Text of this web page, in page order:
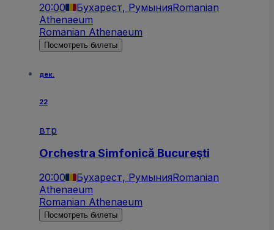
20:00 Бухарест, РумынияRomanian
Athenaeum
Romanian Athenaeum
Посмотреть билеты
дек.
22
втр
Orchestra Simfonică Bucureşti
20:00 Бухарест, РумынияRomanian
Athenaeum
Romanian Athenaeum
Посмотреть билеты